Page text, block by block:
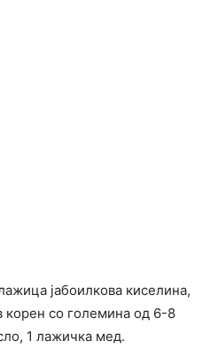
јабоилкова киселина,
со големина од 6-8
1 лажичка мед.